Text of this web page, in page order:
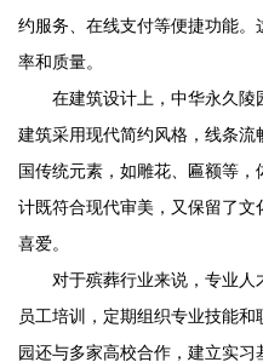
约服务、在线支付等便捷功能
率和质量。
在建筑设计上， 中华永久陵
建筑采用现代简约风格，线条
国传统元素，如雕花、匾额等
计既符合现代审美，又保留了
喜爱。
对于殡葬行业来说，专业人
员工培训，定期组织专业技能
园还与多家高校合作，建立实